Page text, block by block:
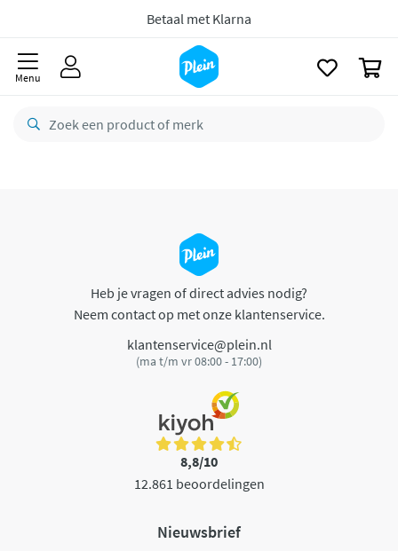
Betaal met Klarna
Menu
Heb je vragen of direct advies nodig?
Neem contact op met onze klantenservice.
klantenservice@plein.nl
(ma t/m vr 08:00 - 17:00)
8,8/10
12.861 beoordelingen
Nieuwsbrief